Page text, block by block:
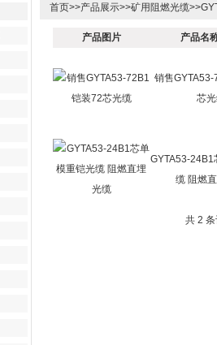
首页>>产品展示>>矿用阻燃光缆>>
产品图片 产品名
销售
芯
GYTA53-24B1
缆 阻燃
共 2